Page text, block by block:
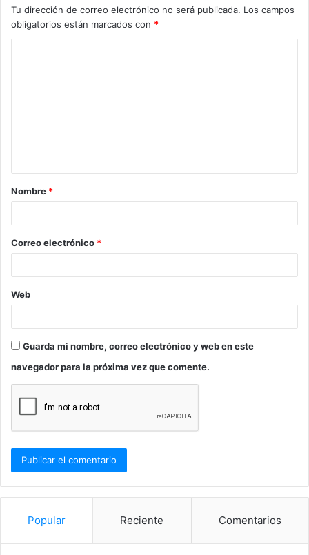
Tu dirección de correo electrónico no será publicada. Los campos
obligatorios están marcados con *
a
r
*
Nombre *
Correo electrónico *
Web
Guarda mi nombre, correo electrónico y web en este
navegador para la próxima vez que comente.
Popular Reciente Comentarios